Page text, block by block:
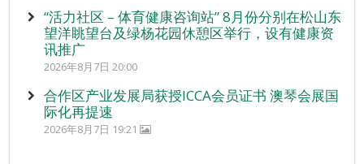
“活力社区 – 体育健康咨询站” 8月份分别在松山东
望洋眺望台及绿杨花园休憩区举行，设有健康资
讯推广
2026年8月7日 20:00
合作区产业发展局获授ICCA会员证书 澳琴会展国
际化再提速
2026年8月7日 19:21